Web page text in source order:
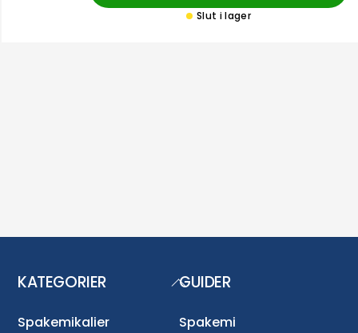
Slut i lager
Back
Top
KATEGORIER
Spakemikalier
GUIDER
Spakemi